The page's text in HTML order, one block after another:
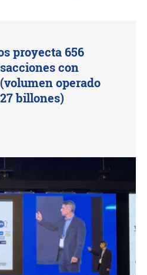
proyecta 656
con
operado
billones)